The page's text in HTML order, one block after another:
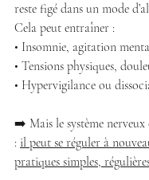
reste figé dans un mode
Cela peut entraîner :
• Insomnie, agitation
• Tensions physiques,
• Hypervigilance ou
➡️ Mais le système nerveux
: il peut se réguler à
pratiques simples,